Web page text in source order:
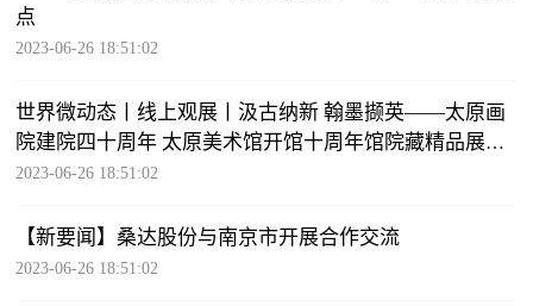
点
2023-06-26 18:51:02
世界微动态丨线上观展丨汲古纳新 翰墨撷英——太原画
院建院四十周年 太原美术馆开馆十周年馆院藏精品展
（裁云织锦二）
2023-06-26 18:51:02
【新要闻】桑达股份与南京市开展合作交流
2023-06-26 18:51:02